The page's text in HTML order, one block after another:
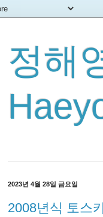
정해
2023년 4월 28일 금요일
2008년식 토스